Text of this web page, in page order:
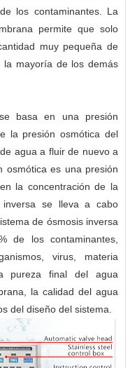
los contaminantes. La
permite que solo
muy pequeña de
la mayoría de los demás
basa en una presión
la presión osmótica del
agua a fluir de nuevo a
osmótica es una presión
la concentración de la
inversa se lleva a cabo
de ósmosis inversa
de los contaminantes,
virus, materia
pureza final del agua
la calidad del agua
del diseño del sistema.